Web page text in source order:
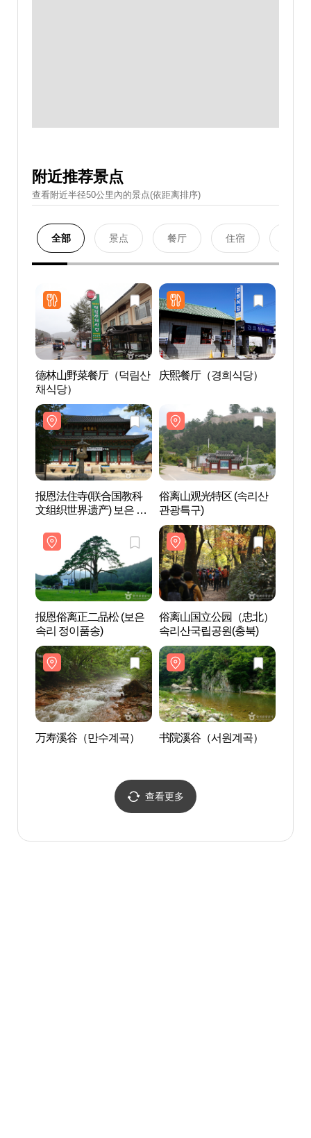
附近推荐景点
查看附近半径50公里內的景点(依距离排序)
全部 景点 餐厅 住宿
德林山野菜餐厅（덕림산
채식당）
庆熙餐厅（경희식당）
报恩法住寺(联合国教科
文组织世界遗产) 보은 법
俗离山观光特区 (속리산
관광특구)
报恩俗离正二品松 (보은
속리 정이품송)
俗离山国立公园（忠北）
속리산국립공원(충북)
万寿溪谷（만수계곡） 书院溪谷（서원계곡）
查看更多